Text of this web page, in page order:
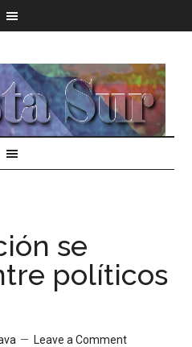
se
políticos
Leave a Comment